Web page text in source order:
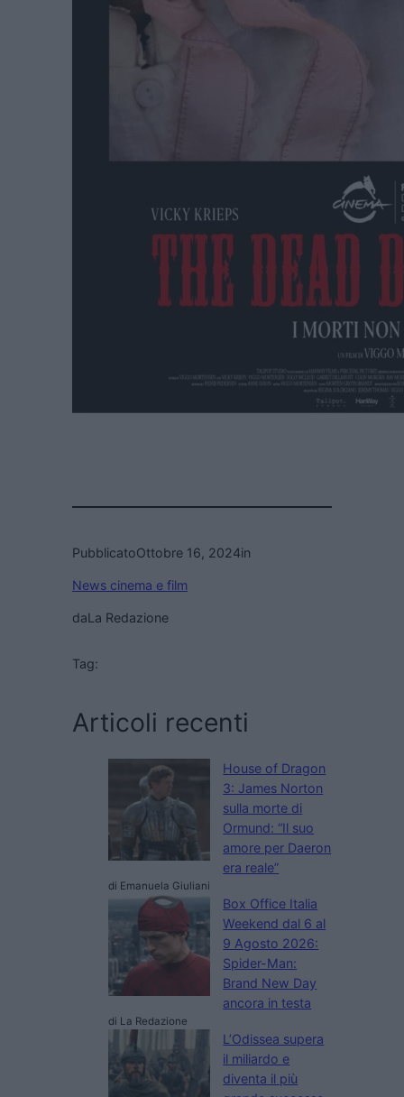
PubblicatoOttobre 16, 2024in
News cinema e film
daLa Redazione
Tag:
Articoli recenti
House of Dragon
3: James Norton
sulla morte di
Ormund: “Il suo
amore per Daeron
era reale”
di Emanuela Giuliani
Box Office Italia
Weekend dal 6 al
9 Agosto 2026:
Spider-Man:
Brand New Day
ancora in testa
di La Redazione
L’Odissea supera
il miliardo e
diventa il più